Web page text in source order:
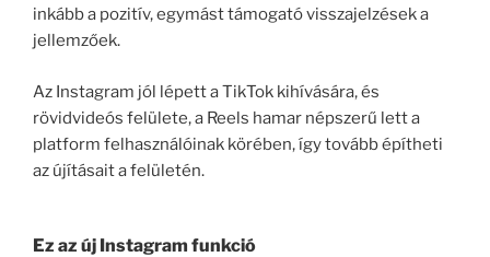
inkább a pozitív, egymást támogató visszajelzések a
jellemzőek.
Az Instagram jól lépett a TikTok kihívására, és
rövidvideós felülete, a Reels hamar népszerű lett a
platform felhasználóinak körében, így tovább építheti
az újításait a felületén.
Ez az új Instagram funkció